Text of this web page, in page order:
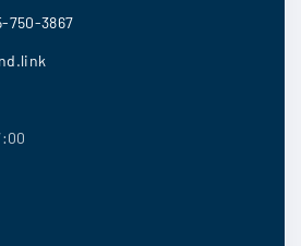
750-3867